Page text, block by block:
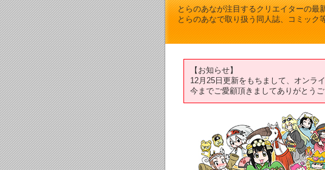
とらのあなが注目するクリエイターの最
とらのあなで取り扱う同人誌、コミック
【お知らせ】
12月25日更新をもちまして、オンラ
今までご愛顧頂きましてありがとうご